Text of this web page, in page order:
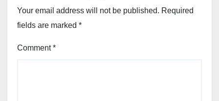
Your email address will not be published. Required
fields are marked *
Comment*